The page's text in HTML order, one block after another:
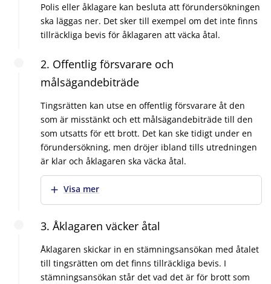
Polis eller åklagare kan besluta att förundersökningen
ska läggas ner. Det sker till exempel om det inte finns
tillräckliga bevis för åklagaren att väcka åtal.
2. Offentlig försvarare och
målsägandebiträde
Tingsrätten kan utse en offentlig försvarare åt den
som är misstänkt och ett målsägandebiträde till den
som utsatts för ett brott. Det kan ske tidigt under en
förundersökning, men dröjer ibland tills utredningen
är klar och åklagaren ska väcka åtal.
Visa mer
3. Åklagaren väcker åtal
Åklagaren skickar in en stämningsansökan med åtalet
till tingsrätten om det finns tillräckliga bevis. I
stämningsansökan står det vad det är för brott som